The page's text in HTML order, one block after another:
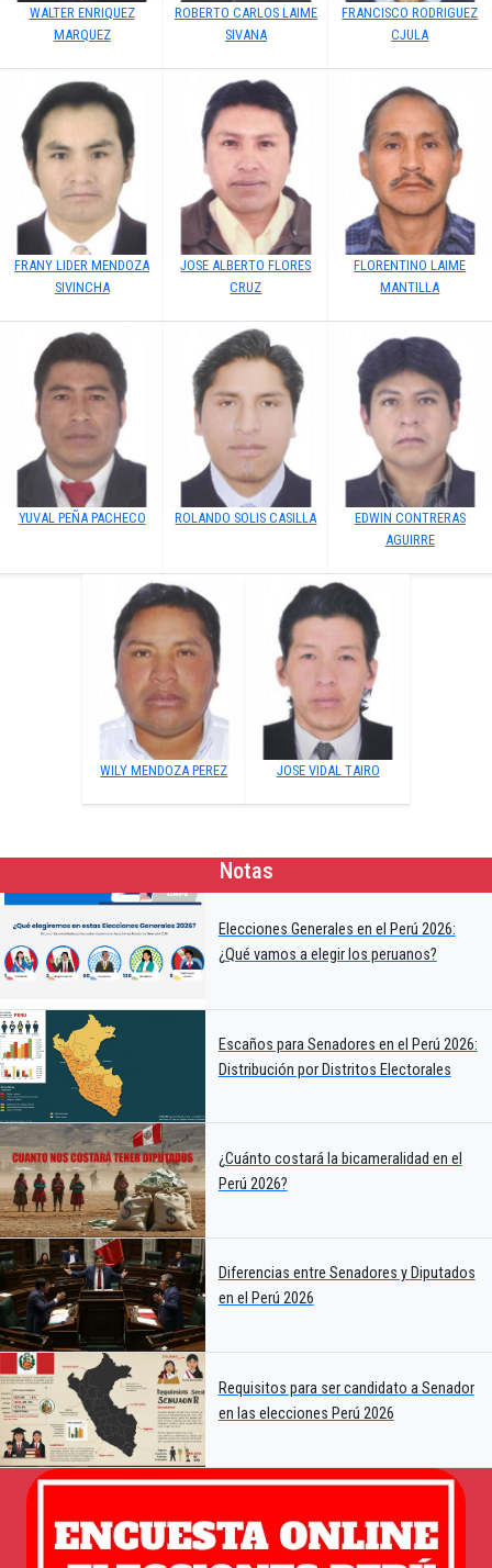
WALTER ENRIQUEZ
MARQUEZ
ROBERTO CARLOS LAIME
SIVANA
FRANCISCO RODRIGUEZ
CJULA
FRANY LIDER MENDOZA
SIVINCHA
JOSE ALBERTO FLORES
CRUZ
FLORENTINO LAIME
MANTILLA
YUVAL PEÑA PACHECO ROLANDO SOLIS CASILLA
EDWIN CONTRERAS
AGUIRRE
WILY MENDOZA PEREZ JOSE VIDAL TAIRO
Notas
Elecciones Generales en el Perú 2026:
¿Qué vamos a elegir los peruanos?
Escaños para Senadores en el Perú 2026:
Distribución por Distritos Electorales
¿Cuánto costará la bicameralidad en el
Perú 2026?
Diferencias entre Senadores y Diputados
en el Perú 2026
Requisitos para ser candidato a Senador
en las elecciones Perú 2026